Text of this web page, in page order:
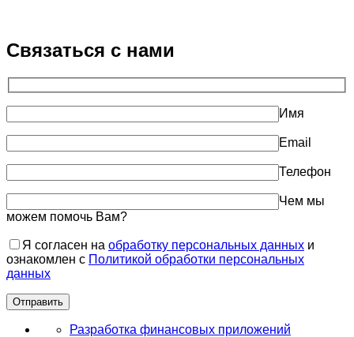
Связаться с нами
Имя
Email
Телефон
Чем мы
можем помочь Вам?
Я согласен на обработку персональных данных и
ознакомлен с Политикой обработки персональных
данных
Разработка финансовых приложений